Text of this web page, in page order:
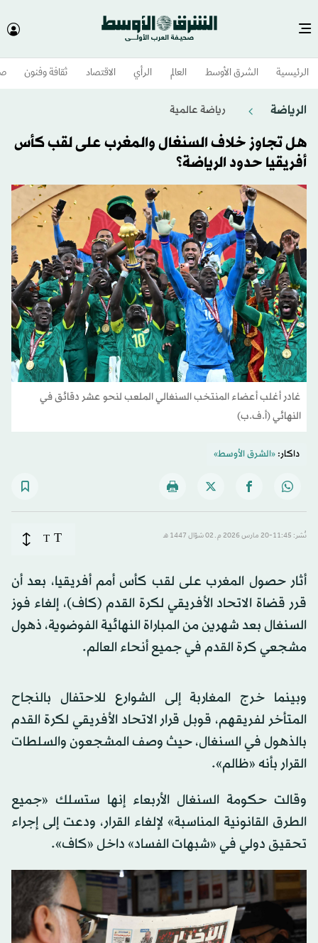
الرئيسية الشرق الأوسط​ العالم الرأي الاقتصاد ثقافة وفنون
الرياضة رياضة عالمية
هل تجاوز خلاف السنغال والمغرب على لقب كأس
أفريقيا حدود الرياضة؟
غادر أغلب أعضاء المنتخب السنغالي الملعب لنحو عشر دقائق في
النهائي (أ.ف.ب)
داكار:«الشرق الأوسط»
نُشر: 11:45-20 مارس 2026 م ـ 02 شوّال 1447 هـ T
T
أثار حصول المغرب على لقب كأس أمم أفريقيا، بعد أن
قرر قضاة الاتحاد الأفريقي لكرة القدم (كاف)، إلغاء فوز
السنغال بعد شهرين من المباراة النهائية الفوضوية، ذهول
مشجعي كرة القدم في جميع أنحاء العالم.
وبينما خرج المغاربة إلى الشوارع للاحتفال بالنجاح
المتأخر لفريقهم، قوبل قرار الاتحاد الأفريقي لكرة القدم
بالذهول في السنغال، حيث وصف المشجعون والسلطات
القرار بأنه «ظالم».
وقالت حكومة السنغال الأربعاء إنها ستسلك «جميع
الطرق القانونية المناسبة» لإلغاء القرار، ودعت إلى إجراء
تحقيق دولي في «شبهات الفساد» داخل «كاف».